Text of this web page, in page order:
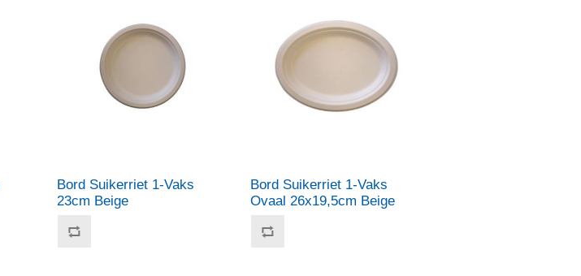
Bord Suikerriet 1-Vaks
23cm Beige
Bord Suikerriet 1-Vaks
Ovaal 26x19,5cm Beige